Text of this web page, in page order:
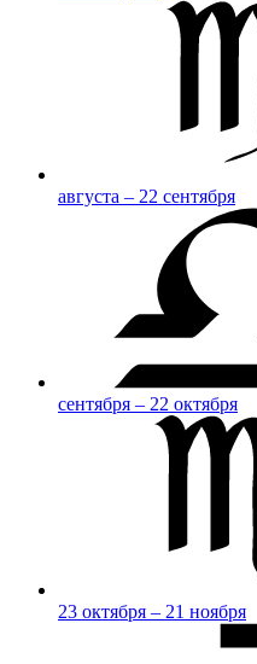
августа – 22 сентября
сентября – 22 октября
23 октября – 21 ноября